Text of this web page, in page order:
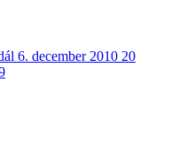
6. december 2010 20